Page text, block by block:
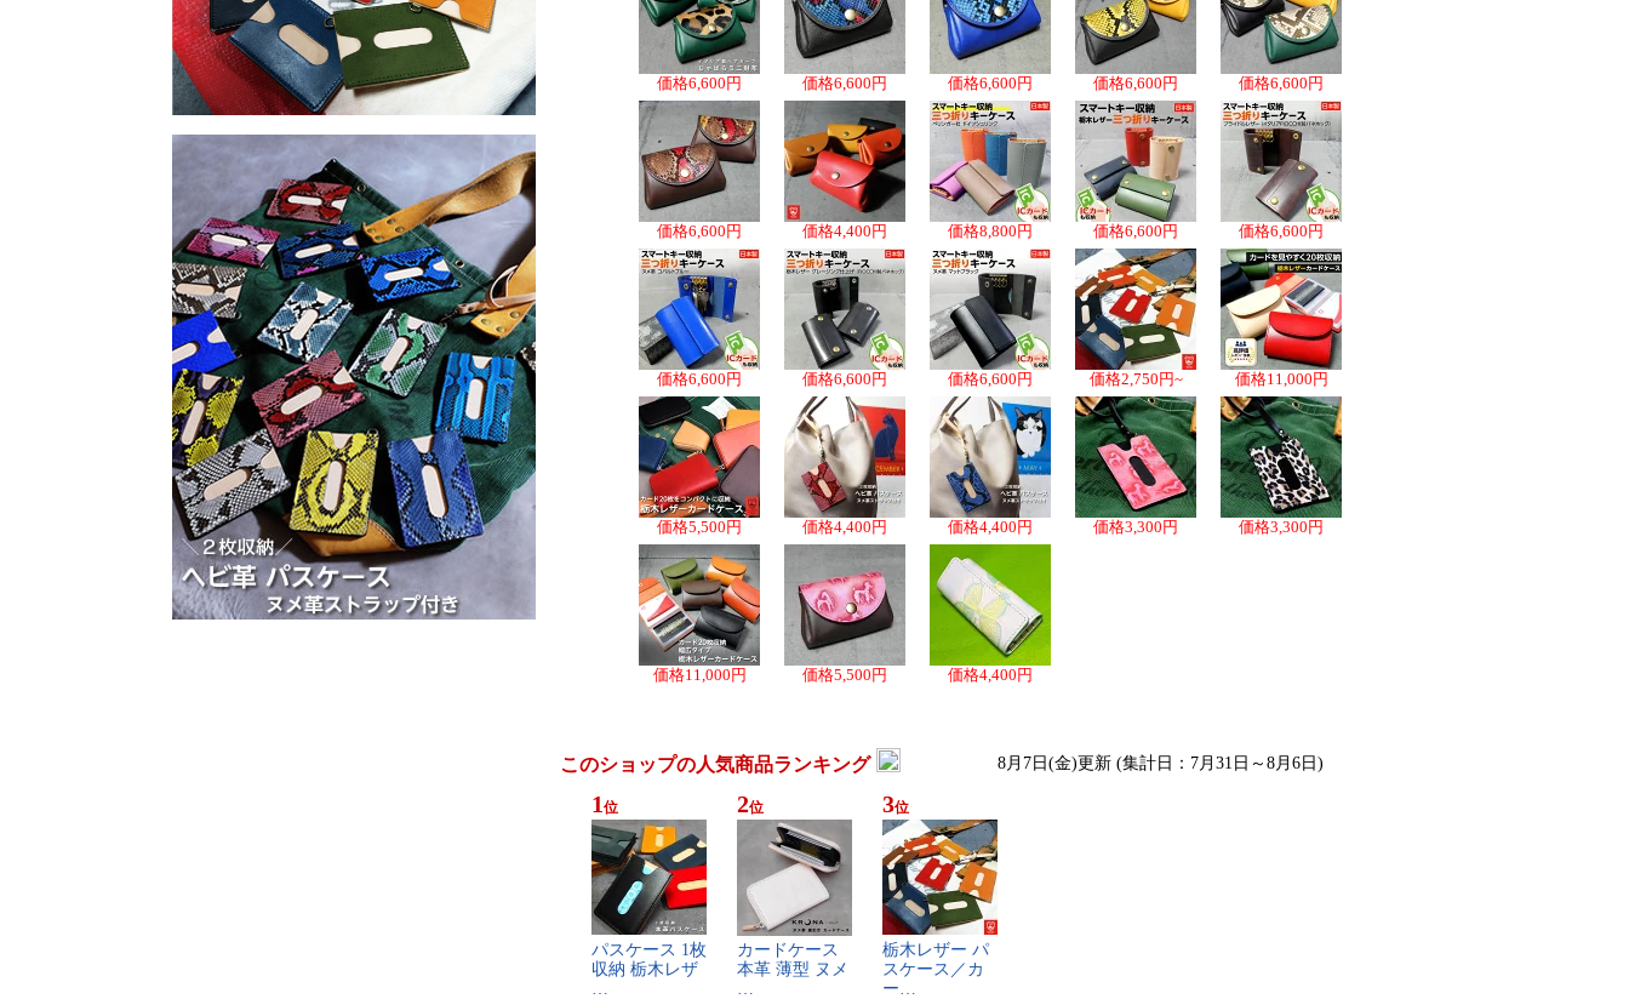
価格6,600円 価格6,600円 価格6,600円 価格6,600円 価格6,600円
価格6,600円 価格4,400円 価格8,800円 価格6,600円 価格6,600円
価格6,600円 価格6,600円 価格6,600円 価格2,750円~ 価格11,000円
価格5,500円 価格4,400円 価格4,400円 価格3,300円 価格3,300円
価格11,000円 価格5,500円 価格4,400円
このショップの人気商品ランキング 8月7日(金)更新 (集計日：7月31日～8月6日)
1 位
パ​ス​ケ​ー​ス​ ​1​枚​
収​納​ ​栃​木​レ​ザ​
…
2位
カ​ー​ド​ケ​ー​ス​ ​
本​革​ ​薄​型​ ​ヌ​メ​
…
3位
栃​木​レ​ザ​ー​ ​パ​
ス​ケ​ー​ス​／​カ​
ー​…